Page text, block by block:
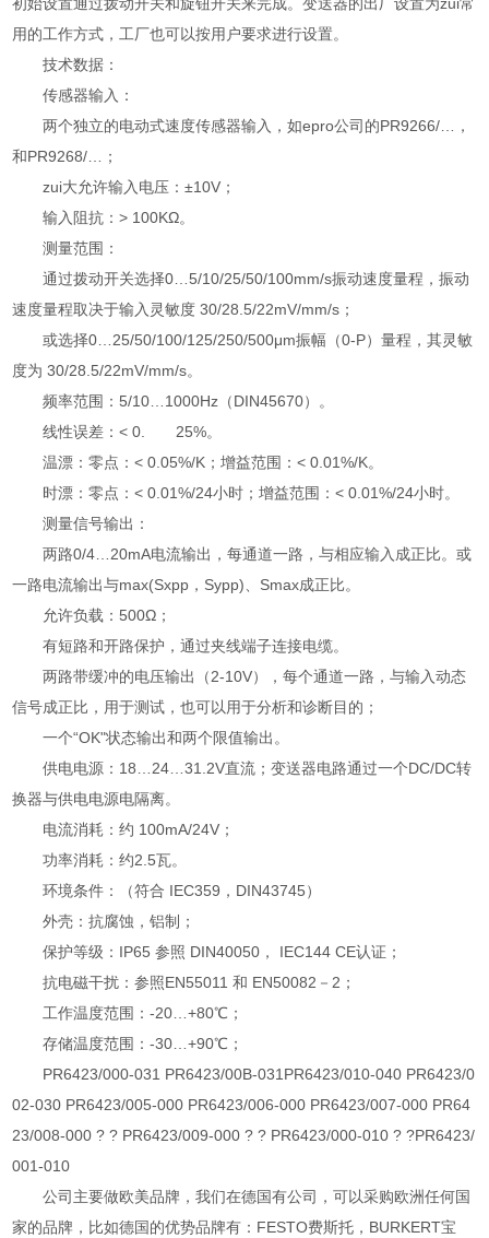
用的工作方式，工厂也可以按用户要求进行设置。
技术数据：
传感器输入：
两个独立的电动式速度传感器输入，如epro公司的PR9266/…，
和PR9268/…；
zui大允许输入电压：±10V；
输入阻抗：> 100KΩ。
测量范围：
通过拨动开关选择0…5/10/25/50/100mm/s振动速度量程，振动
速度量程取决于输入灵敏度 30/28.5/22mV/mm/s；
或选择0…25/50/100/125/250/500μm振幅（0-P）量程，其灵敏
度为 30/28.5/22mV/mm/s。
频率范围：5/10…1000Hz（DIN45670）。
线性误差：< 0. 25%。
温漂：零点：< 0.05%/K；增益范围：< 0.01%/K。
时漂：零点：< 0.01%/24小时；增益范围：< 0.01%/24小时。
测量信号输出：
两路0/4…20mA电流输出，每通道一路，与相应输入成正比。或
一路电流输出与max(Sxpp，Sypp)、Smax成正比。
允许负载：500Ω；
有短路和开路保护，通过夹线端子连接电缆。
两路带缓冲的电压输出（2-10V），每个通道一路，与输入动态
信号成正比，用于测试，也可以用于分析和诊断目的；
一个“OK"状态输出和两个限值输出。
供电电源：18…24…31.2V直流；变送器电路通过一个DC/DC转
换器与供电电源电隔离。
电流消耗：约 100mA/24V；
功率消耗：约2.5瓦。
环境条件：（符合 IEC359，DIN43745）
外壳：抗腐蚀，铝制；
保护等级：IP65 参照 DIN40050， IEC144 CE认证；
抗电磁干扰：参照EN55011 和 EN50082－2；
工作温度范围：-20…+80℃；
存储温度范围：-30…+90℃；
PR6423/000-031 PR6423/00B-031PR6423/010-040 PR6423/0
02-030 PR6423/005-000 PR6423/006-000 PR6423/007-000 PR64
23/008-000 ? ? PR6423/009-000 ? ? PR6423/000-010 ? ?PR6423/
001-010
公司主要做欧美品牌，我们在德国有公司，可以采购欧洲任何国
家的品牌，比如德国的优势品牌有：FESTO费斯托，BURKERT宝